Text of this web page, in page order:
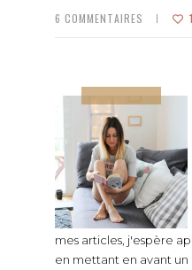
6 COMMENTAIRES 1
mes articles, j'espère
en mettant en avant